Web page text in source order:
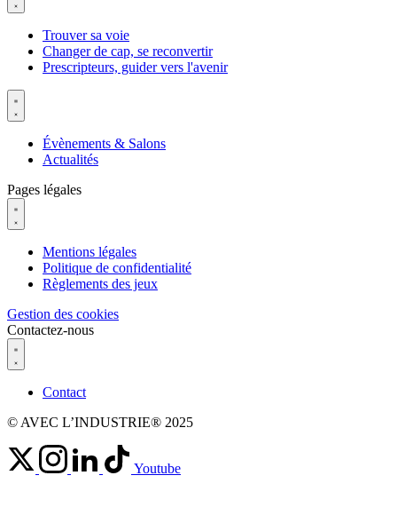
Trouver sa voie
Changer de cap, se reconvertir
Prescripteurs, guider vers l'avenir
Évènements & Salons
Actualités
Pages légales
Mentions légales
Politique de confidentialité
Règlements des jeux
Gestion des cookies
Contactez-nous
Contact
© AVEC L’INDUSTRIE® 2025
Youtube